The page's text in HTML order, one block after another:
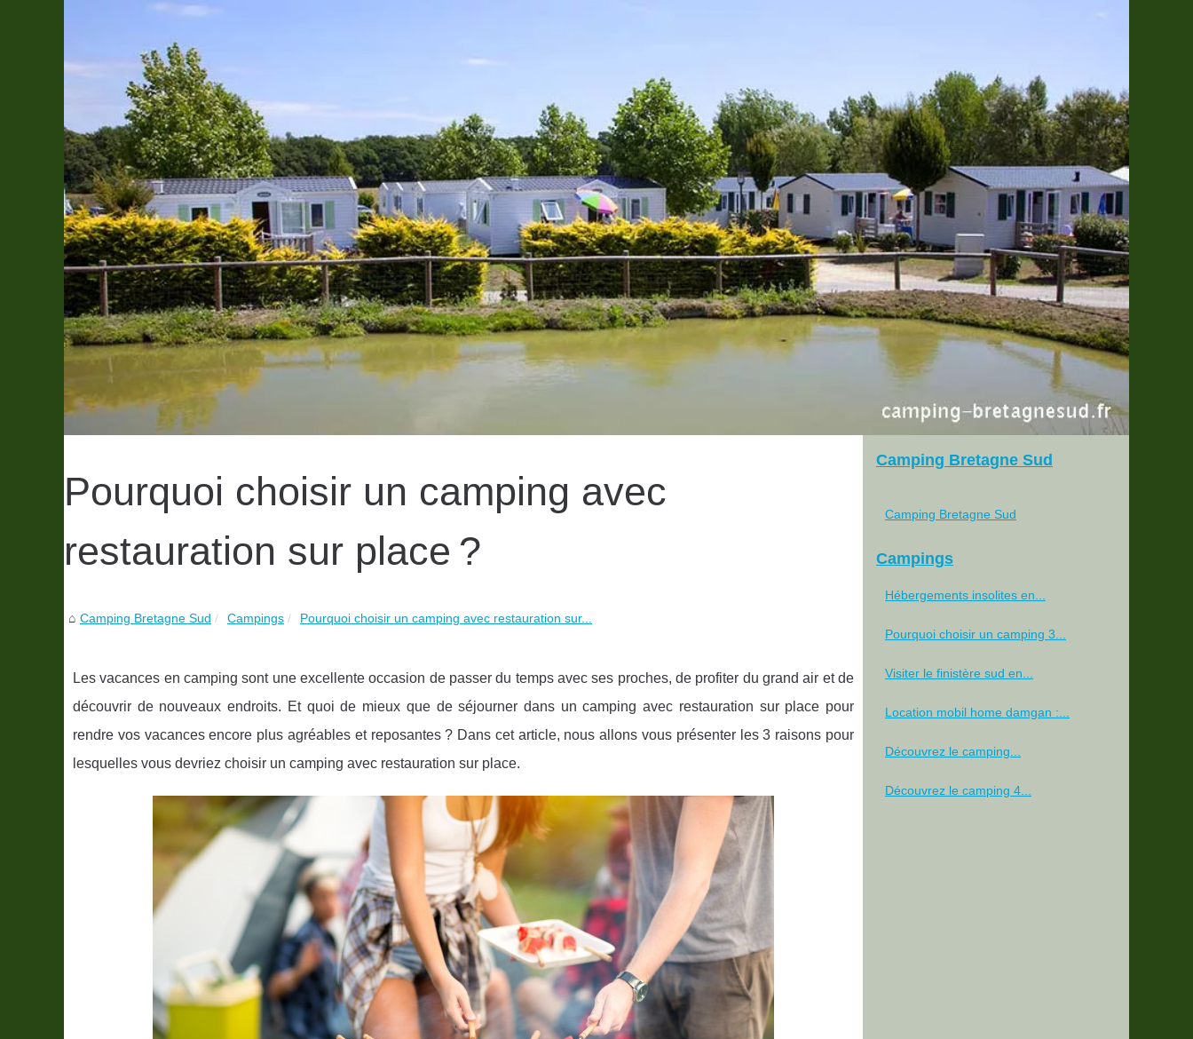
Pourquoi choisir un camping avec
restauration sur place ?
Camping Bretagne Sud Campings Pourquoi choisir un camping avec restauration sur...
Les vacances en camping sont une excellente occasion de passer du temps avec ses proches, de profiter du grand air et de
découvrir de nouveaux endroits. Et quoi de mieux que de séjourner dans un camping avec restauration sur place pour
rendre vos vacances encore plus agréables et reposantes ? Dans cet article, nous allons vous présenter les 3 raisons pour
lesquelles vous devriez choisir un camping avec restauration sur place.
Camping Bretagne Sud
Camping Bretagne Sud
Campings
Hébergements insolites en...
Pourquoi choisir un camping 3...
Visiter le finistère sud en...
Location mobil home damgan :...
Découvrez le camping...
Découvrez le camping 4...